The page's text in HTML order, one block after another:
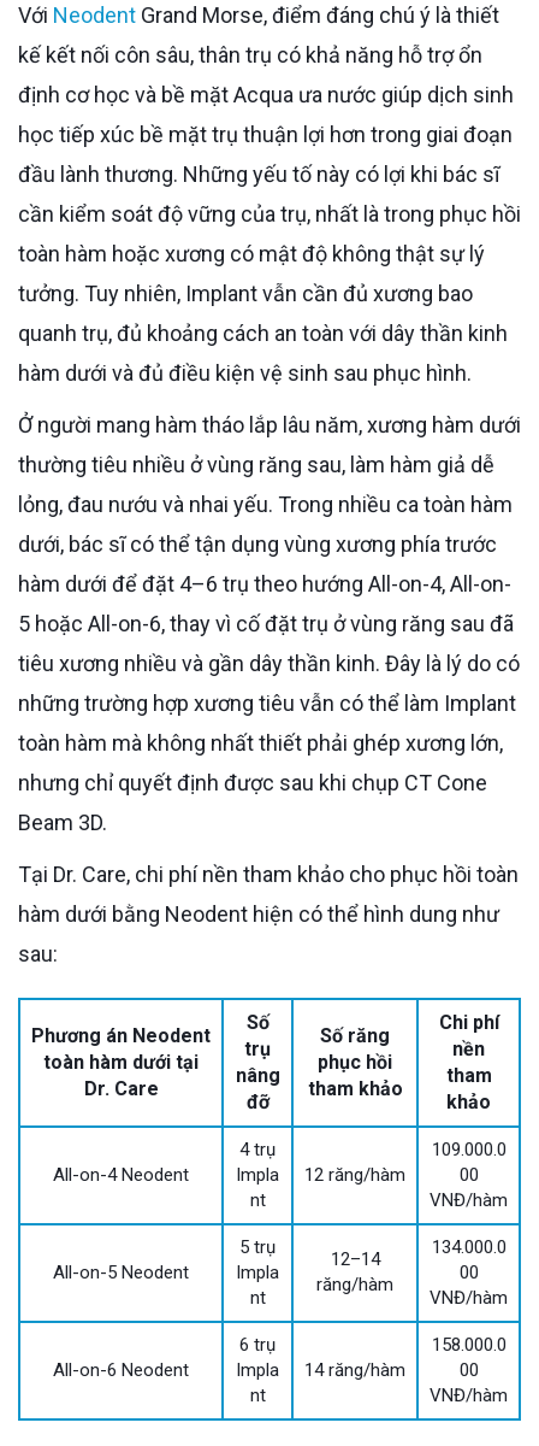
Với Neodent Grand Morse, điểm đáng chú ý là thiết
kế kết nối côn sâu, thân trụ có khả năng hỗ trợ ổn
định cơ học và bề mặt Acqua ưa nước giúp dịch sinh
học tiếp xúc bề mặt trụ thuận lợi hơn trong giai đoạn
đầu lành thương. Những yếu tố này có lợi khi bác sĩ
cần kiểm soát độ vững của trụ, nhất là trong phục hồi
toàn hàm hoặc xương có mật độ không thật sự lý
tưởng. Tuy nhiên, Implant vẫn cần đủ xương bao
quanh trụ, đủ khoảng cách an toàn với dây thần kinh
hàm dưới và đủ điều kiện vệ sinh sau phục hình.
Ở người mang hàm tháo lắp lâu năm, xương hàm dưới
thường tiêu nhiều ở vùng răng sau, làm hàm giả dễ
lỏng, đau nướu và nhai yếu. Trong nhiều ca toàn hàm
dưới, bác sĩ có thể tận dụng vùng xương phía trước
hàm dưới để đặt 4–6 trụ theo hướng All-on-4, All-on-
5 hoặc All-on-6, thay vì cố đặt trụ ở vùng răng sau đã
tiêu xương nhiều và gần dây thần kinh. Đây là lý do có
những trường hợp xương tiêu vẫn có thể làm Implant
toàn hàm mà không nhất thiết phải ghép xương lớn,
nhưng chỉ quyết định được sau khi chụp CT Cone
Beam 3D.
Tại Dr. Care, chi phí nền tham khảo cho phục hồi toàn
hàm dưới bằng Neodent hiện có thể hình dung như
sau:
Phương án Neodent
toàn hàm dưới tại
Dr. Care
Số
trụ
nâng
đỡ
Số răng
phục hồi
tham khảo
Chi phí
nền
tham
khảo
All-on-4 Neodent
4 trụ
Impla
nt
12 răng/hàm
109.000.0
00
VNĐ/hàm
All-on-5 Neodent
5 trụ
Impla
nt
12–14
răng/hàm
134.000.0
00
VNĐ/hàm
All-on-6 Neodent
6 trụ
Impla
nt
14 răng/hàm
158.000.0
00
VNĐ/hàm